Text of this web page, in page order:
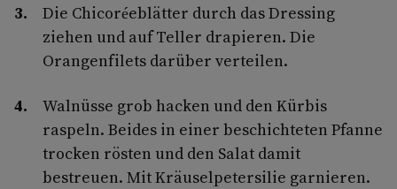
Die Chicoréeblätter durch das Dressing
ziehen und auf Teller drapieren. Die
Orangenfilets darüber verteilen.
Walnüsse grob hacken und den Kürbis
raspeln. Beides in einer beschichteten Pfanne
trocken rösten und den Salat damit
bestreuen. Mit Kräuselpetersilie garnieren.